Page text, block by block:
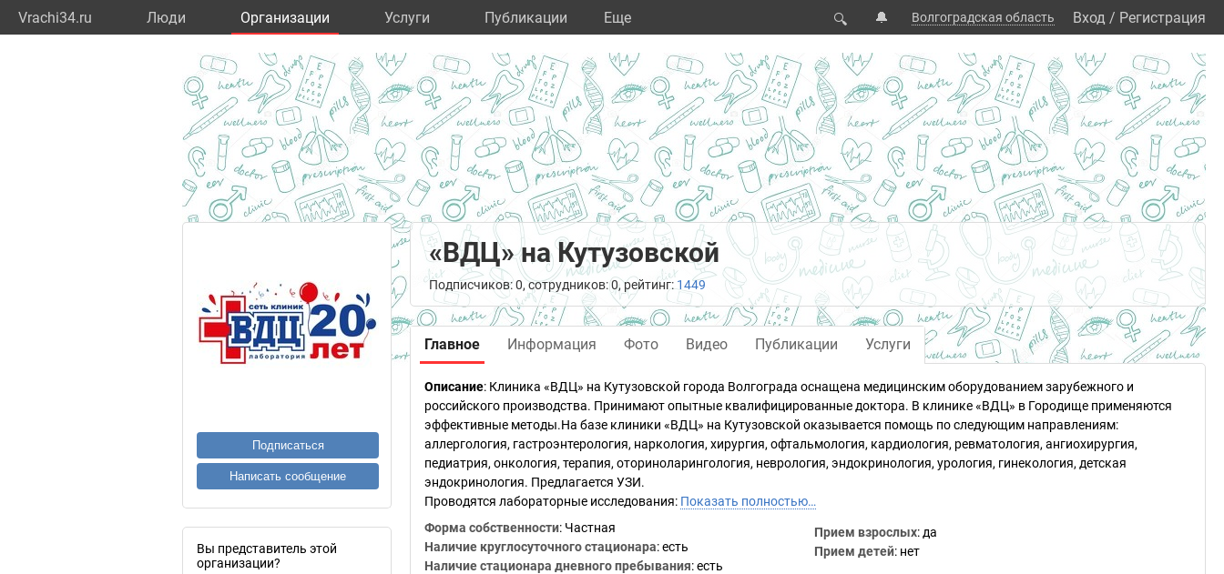
Vrachi34.ru Люди Организации Услуги Публикации Eще 🔍 🔔 Волгоградская область Вход / Регистрация
Подписаться
Написать сообщение
Вы представитель этой
организации?
«ВДЦ» на Кутузовской
Подписчиков: 0, сотрудников: 0, рейтинг: 1449
Главное Информация Фото Видео Публикации Услуги
Описание: Клиника «ВДЦ» на Кутузовской города Волгограда оснащена медицинским оборудованием зарубежного и
российского производства. Принимают опытные квалифицированные доктора. В клинике «ВДЦ» в Городище применяются
эффективные методы.На базе клиники «ВДЦ» на Кутузовской оказывается помощь по следующим направлениям:
аллергология, гастроэнтерология, наркология, хирургия, офтальмология, кардиология, ревматология, ангиохирургия,
педиатрия, онкология, терапия, оториноларингология, неврология, эндокринология, урология, гинекология, детская
эндокринология. Предлагается УЗИ.
Проводятся лабораторные исследования: Показать полностью…
Форма собственности: Частная
Наличие круглосуточного стационара: есть
Наличие стационара дневного пребывания: есть
Прием взрослых: да
Прием детей: нет